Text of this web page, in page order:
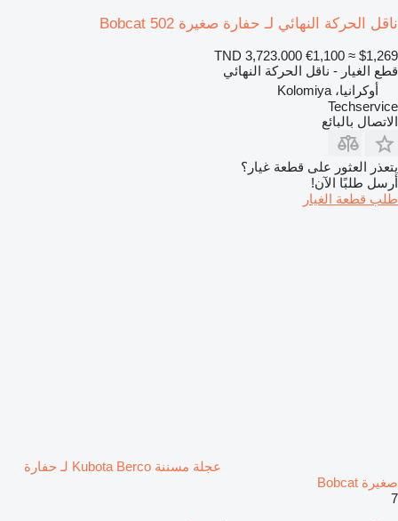
ناقل الحركة النهائي لـ حفارة صغيرة Bobcat 502
TND 3,723.000 €1,100 ≈ $1,269
قطع الغيار - ناقل الحركة النهائي
أوكرانيا، Kolomiya
Techservice
الاتصال بالبائع
يتعذر العثور على قطعة غيار؟
أرسل طلبًا الآن!
طلب قطعة الغيار
عجلة مسننة Kubota Berco لـ حفارة
صغيرة Bobcat
7